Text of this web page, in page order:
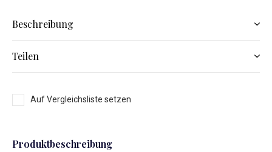
Beschreibung
Teilen
Auf Vergleichsliste setzen
Produktbeschreibung